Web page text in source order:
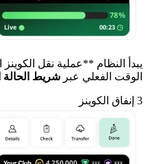
يبدأ النظام **عملية نقل
الوقت الفعلي عبر شريط الحالة
3 إنفاق الكوينز